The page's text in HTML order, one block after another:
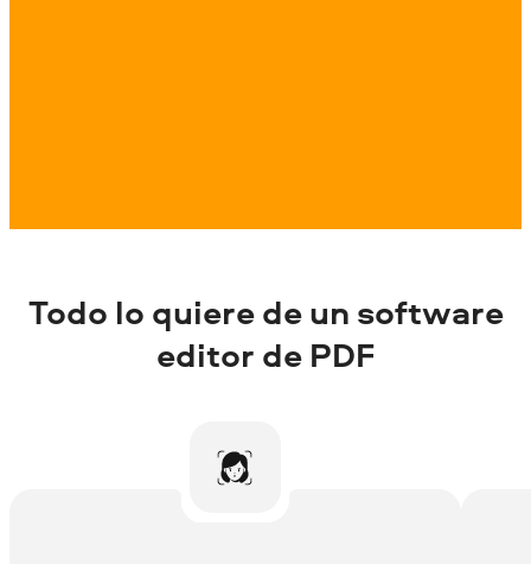
Todo lo quiere de un software
editor de PDF